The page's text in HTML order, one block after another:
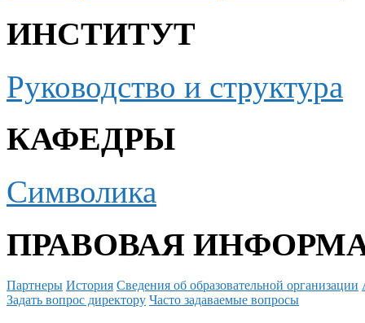
ИНСТИТУТ
Руководство и структура
КАФЕДРЫ
Символика
ПРАВОВАЯ
Партнеры История Сведения об образовательной организации
Задать вопрос директору Часто задаваемые вопросы